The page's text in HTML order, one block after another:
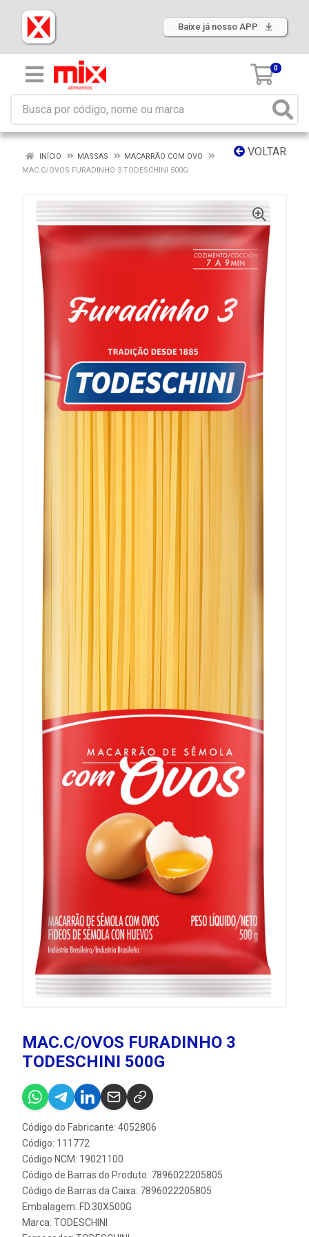
Baixe já nosso APP
0
VOLTAR
INÍCIO MASSAS
MACARRÃO COM OVO
MAC.C/OVOS FURADINHO 3 TODESCHINI 500G
MAC.C/OVOS FURADINHO 3
TODESCHINI 500G
Código do Fabricante: 4052806
Código: 111772
Código NCM: 19021100
Código de Barras do Produto: 7896022205805
Código de Barras da Caixa: 7896022205805
Embalagem: FD.30X500G
Marca: TODESCHINI